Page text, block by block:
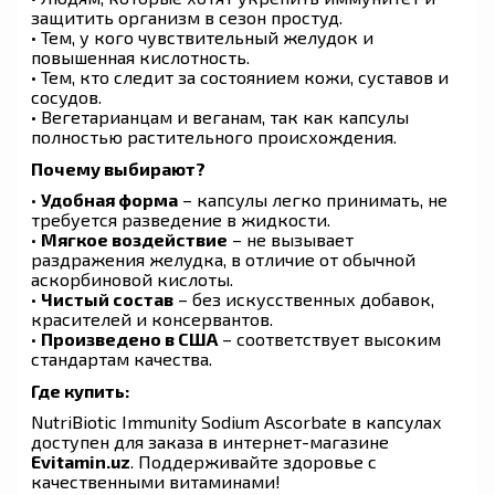
защитить организм в сезон простуд.
• Тем, у кого чувствительный желудок и
повышенная кислотность.
• Тем, кто следит за состоянием кожи, суставов и
сосудов.
• Вегетарианцам и веганам, так как капсулы
полностью растительного происхождения.
Почему выбирают?
• Удобная форма – капсулы легко принимать, не
требуется разведение в жидкости.
• Мягкое воздействие – не вызывает
раздражения желудка, в отличие от обычной
аскорбиновой кислоты.
• Чистый состав – без искусственных добавок,
красителей и консервантов.
• Произведено в США – соответствует высоким
стандартам качества.
Где купить:
NutriBiotic Immunity Sodium Ascorbate в капсулах
доступен для заказа в интернет-магазине
Evitamin.uz . Поддерживайте здоровье с
качественными витаминами!